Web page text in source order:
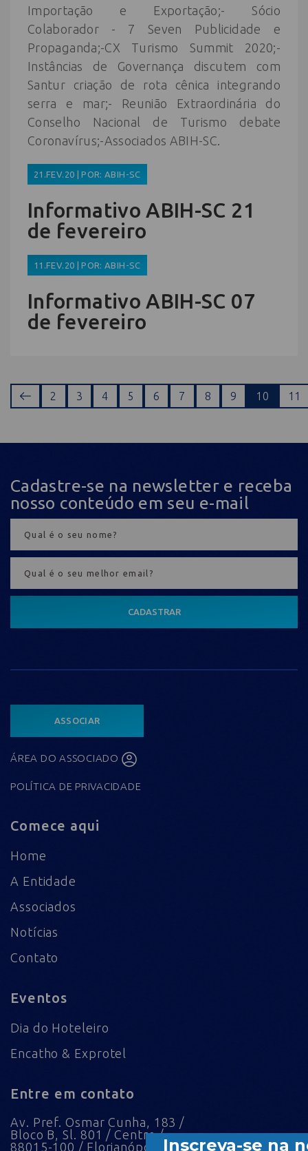
Importação e Exportação;- Sócio
Colaborador - 7 Seven Publicidade e
Propaganda;-CX Turismo Summit 2020;-
Instâncias de Governança discutem com
Santur criação de rota cênica integrando
serra e mar;- Reunião Extraordinária do
Conselho Nacional de Turismo debate
Coronavírus;-Associados ABIH-SC.
21.FEV.20 | POR: ABIH-SC
Informativo ABIH-SC 21
de fevereiro
11.FEV.20 | POR: ABIH-SC
Informativo ABIH-SC 07
de fevereiro
2 3 4 5 6 7 8 9 10 11
Cadastre-se na newsletter e receba
nosso conteúdo em seu e-mail
CADASTRAR
ASSOCIAR
ÁREA DO ASSOCIADO
POLÍTICA DE PRIVACIDADE
Comece aqui
Home
A Entidade
Associados
Notícias
Contato
Eventos
Dia do Hoteleiro
Encatho & Exprotel
Entre em contato
Av. Pref. Osmar Cunha, 183 /
Bloco B, Sl. 801 / Centro /
88015-100 / Florianópolis / SC